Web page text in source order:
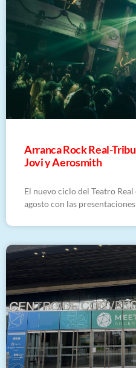
Arranca Rock Real-
Jovi y Aerosmith
El nuevo ciclo del Teatro
agosto con las presentaciones